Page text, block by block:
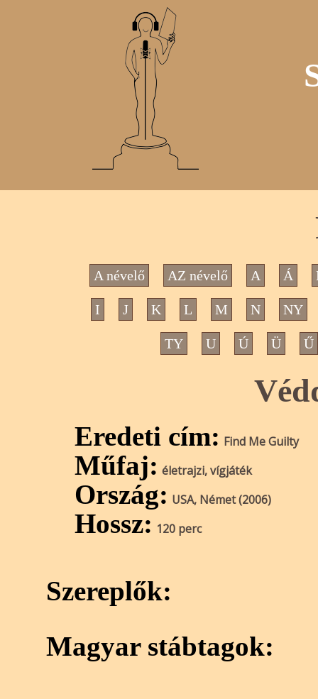
A névelő AZ névelő A Á
I J K L M N NY
TY U Ú Ü Ű
Eredeti cím: Find Me Guilty
Műfaj: életrajzi, vígjáték
Ország: USA, Német (2006)
Hossz: 120 perc
Szereplők:
Magyar stábtagok: